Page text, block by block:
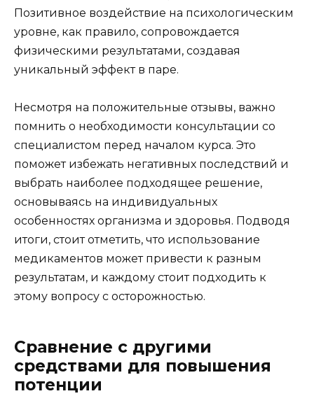
Позитивное воздействие на психологическим
уровне, как правило, сопровождается
физическими результатами, создавая
уникальный эффект в паре.
Несмотря на положительные отзывы, важно
помнить о необходимости консультации со
специалистом перед началом курса. Это
поможет избежать негативных последствий и
выбрать наиболее подходящее решение,
основываясь на индивидуальных
особенностях организма и здоровья. Подводя
итоги, стоит отметить, что использование
медикаментов может привести к разным
результатам, и каждому стоит подходить к
этому вопросу с осторожностью.
Сравнение с другими
средствами для повышения
потенции